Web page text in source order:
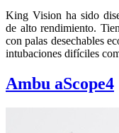
King Vision ha sido
de alto rendimiento.
con palas desechables
intubaciones difíciles
Ambu aScope4